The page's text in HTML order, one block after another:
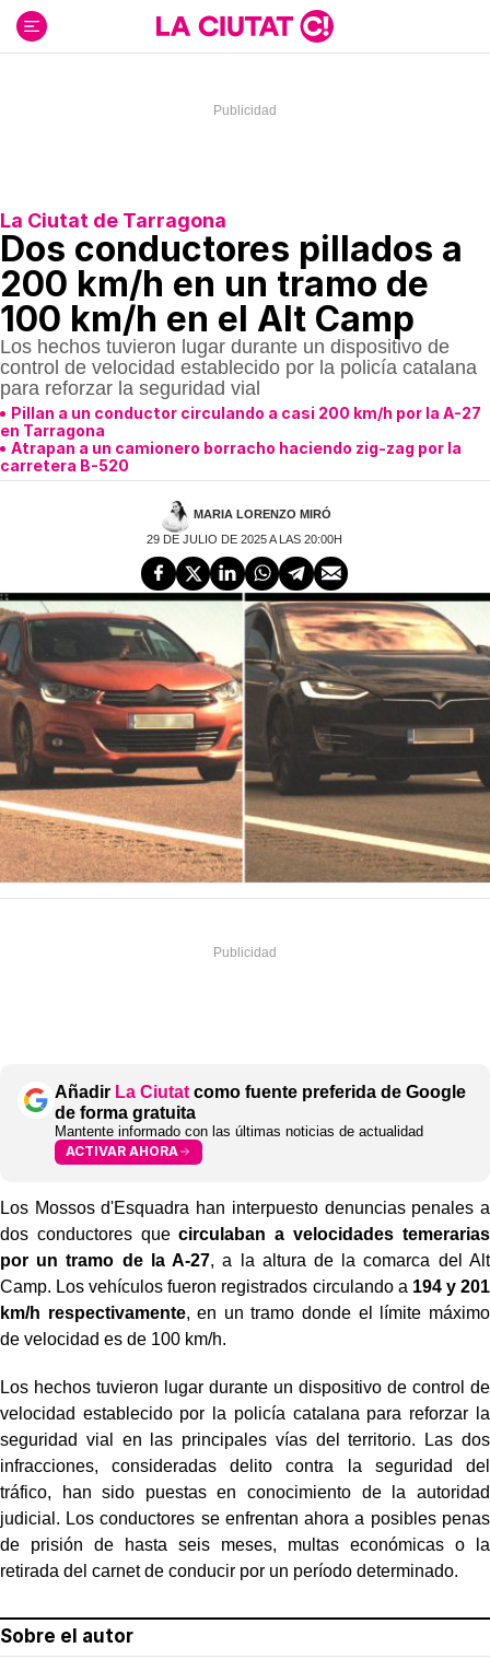
contenido
La Ciutat de Tarragona
Dos conductores pillados a
200 km/h en un tramo de
100 km/h en el Alt Camp
Los hechos tuvieron lugar durante un dispositivo de
control de velocidad establecido por la policía catalana
para reforzar la seguridad vial
Pillan a un conductor circulando a casi 200 km/h por la A-27
en Tarragona
Atrapan a un camionero borracho haciendo zig-zag por la
carretera B-520
MARIA LORENZO MIRÓ
29 DE JULIO DE 2025 A LAS 20:00H
Añadir La Ciutat como fuente preferida de Google
de forma gratuita
Mantente informado con las últimas noticias de actualidad
ACTIVAR AHORA
Los Mossos d'Esquadra han interpuesto denuncias penales a
dos conductores quecirculaban a velocidades temerarias
por un tramo de la A-27, a la altura de la comarca del Alt
Camp. Los vehículos fueron registrados circulando a 194 y 201
km/h respectivamente, en un tramo donde el límite máximo
de velocidad es de 100 km/h.
Los hechos tuvieron lugar durante un dispositivo de control de
velocidad establecido por la policía catalana para reforzar la
seguridad vial en las principales vías del territorio. Las dos
infracciones, consideradas delito contra la seguridad del
tráfico, han sido puestas en conocimiento de la autoridad
judicial. Los conductores se enfrentan ahora a posibles penas
de prisión de hasta seis meses, multas económicas o la
retirada del carnet de conducir por un período determinado.
Sobre el autor